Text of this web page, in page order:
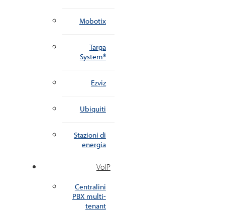
Mobotix
Targa
System®
Ezviz
Ubiquiti
Stazioni di
energia
VoIP
Centralini
PBX multi-
tenant